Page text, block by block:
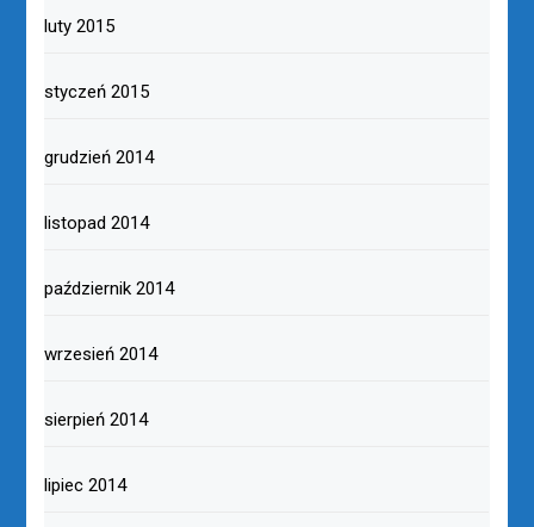
luty 2015
styczeń 2015
grudzień 2014
listopad 2014
październik 2014
wrzesień 2014
sierpień 2014
lipiec 2014